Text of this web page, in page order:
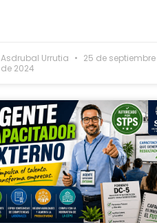
Asdrubal Urrutia
25 de septiembre
de 2024